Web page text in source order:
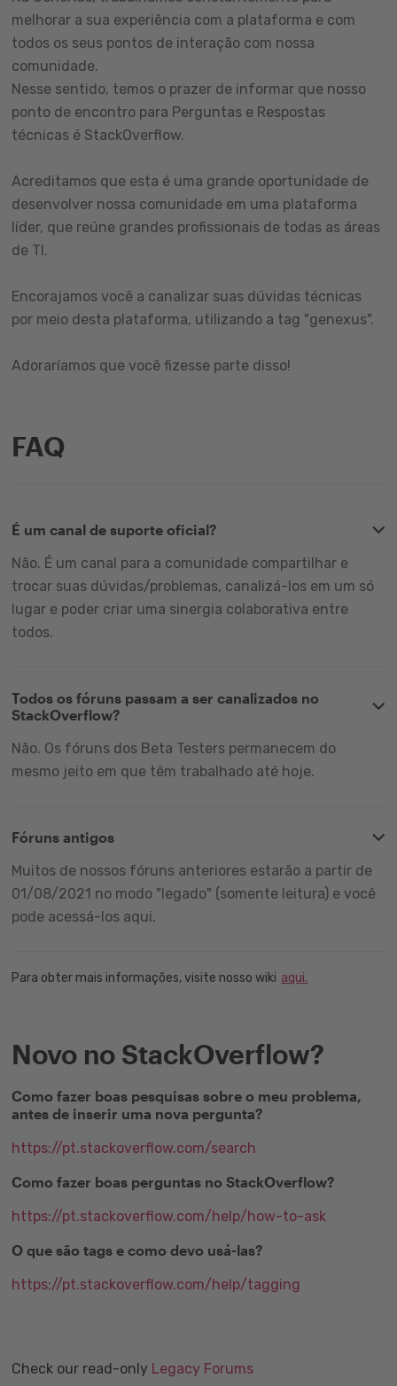
melhorar a sua experiência com a plataforma e com
todos os seus pontos de interação com nossa
comunidade.
Nesse sentido, temos o prazer de informar que nosso
ponto de encontro para Perguntas e Respostas
técnicas é StackOverflow.
Acreditamos que esta é uma grande oportunidade de
desenvolver nossa comunidade em uma plataforma
líder, que reúne grandes profissionais de todas as áreas
de TI.
Encorajamos você a canalizar suas dúvidas técnicas
por meio desta plataforma, utilizando a tag "genexus".
Adoraríamos que você fizesse parte disso!
FAQ
É um canal de suporte oficial?
Não. É um canal para a comunidade compartilhar e
trocar suas dúvidas/problemas, canalizá-los em um só
lugar e poder criar uma sinergia colaborativa entre
todos.
Todos os fóruns passam a ser canalizados no
StackOverflow?
Não. Os fóruns dos Beta Testers permanecem do
mesmo jeito em que têm trabalhado até hoje.
Fóruns antigos
Muitos de nossos fóruns anteriores estarão a partir de
01/08/2021 no modo "legado" (somente leitura) e você
pode acessá-los aqui.
Para obter mais informações, visite nosso wiki aqui.
Novo no StackOverflow?
Como fazer boas pesquisas sobre o meu problema,
antes de inserir uma nova pergunta?
https://pt.stackoverflow.com/search
Como fazer boas perguntas no StackOverflow?
https://pt.stackoverflow.com/help/how-to-ask
O que são tags e como devo usá-las?
https://pt.stackoverflow.com/help/tagging
Check our read-only Legacy Forums